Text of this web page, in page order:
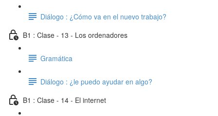
Diálogo : ¿Cómo va en el nuevo trabajo?
B1 : Clase - 13 - Los ordenadores
Gramática
Diálogo : ¿le puedo ayudar en algo?
B1 : Clase - 14 - El internet